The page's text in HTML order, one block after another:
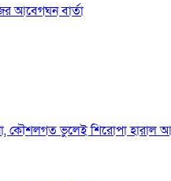
আবেগঘন বার্তা
কৌশলগত ভুলেই শিরোপা হারাল